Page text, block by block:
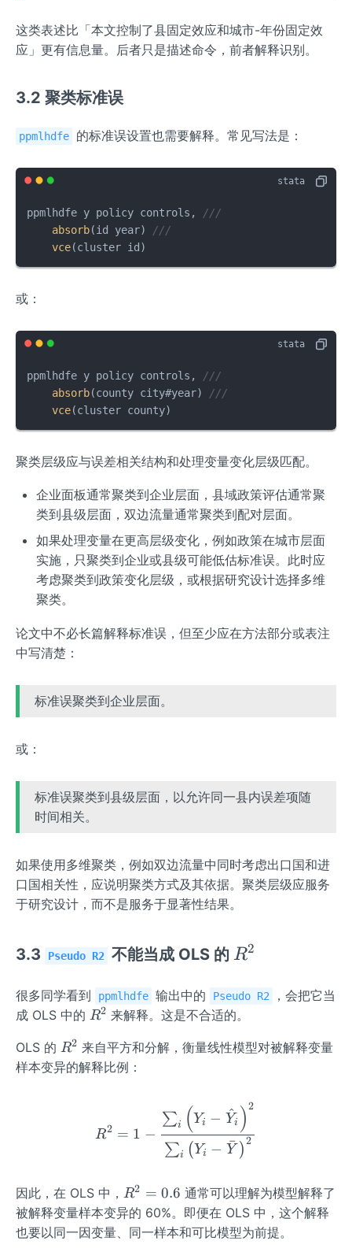
这类表述比「本文控制了县固定效应和城市-年份固定效
应」更有信息量。后者只是描述命令，前者解释识别。
3.2 聚类标准误
ppmlhdfe 的标准误设置也需要解释。常见写法是：
ppmlhdfe y policy controls,
///
absorb(id year)
///
vce(cluster id)
或：
ppmlhdfe y policy controls,
///
absorb(county city#year)
///
vce(cluster county)
聚类层级应与误差相关结构和处理变量变化层级匹配。
企业面板通常聚类到企业层面，县域政策评估通常聚
类到县级层面，双边流量通常聚类到配对层面。
如果处理变量在更高层级变化，例如政策在城市层面
实施，只聚类到企业或县级可能低估标准误。此时应
考虑聚类到政策变化层级，或根据研究设计选择多维
聚类。
论文中不必长篇解释标准误，但至少应在方法部分或表注
中写清楚：
标准误聚类到企业层面。
或：
标准误聚类到县级层面，以允许同一县内误差项随
时间相关。
如果使用多维聚类，例如双边流量中同时考虑出口国和进
口国相关性，应说明聚类方式及其依据。聚类层级应服务
于研究设计，而不是服务于显著性结果。
3.3 Pseudo R2 不能当成 OLS 的 R^
R2
很多同学看到 ppmlhdfe 输出中的 Pseudo R2
，会把它当
成 OLS 中的 R^
R2 来解释。这是不合适的。
OLS 的 R^
{2}
R2 来自平方和分解，衡量线性模型对被解释变量
样本变异的解释比例：
R^{2}=1-
R2 = 1 −
∑i ( Yi − Y
ˉ )2
∑i (Yi − Y
^i )2
因此，在 OLS 中， R^
{2}
=0.
R2 = 0.6 通常可以理解为模型解释了
被解释变量样本变异的 60%。即便在 OLS 中，这个解释
也要以同一因变量、同一样本和可比模型为前提。